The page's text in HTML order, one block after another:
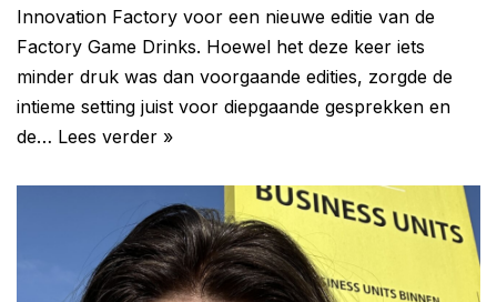
Innovation Factory voor een nieuwe editie van de
Factory Game Drinks. Hoewel het deze keer iets
minder druk was dan voorgaande edities, zorgde de
intieme setting juist voor diepgaande gesprekken en
de… Lees verder »